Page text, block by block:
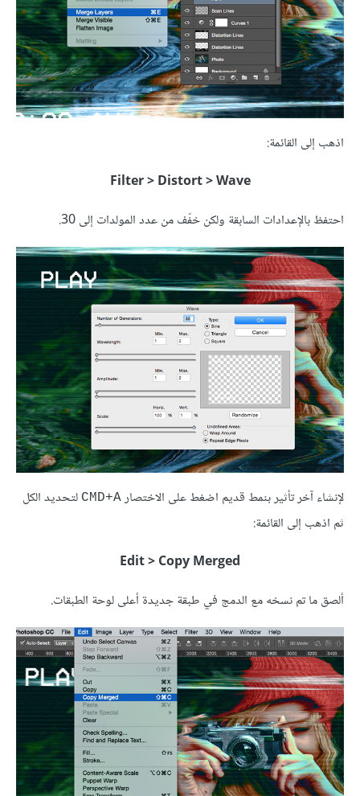
اذهب إلى القائمة:
Filter > Distort > Wave
احتفظ بالإعدادات السابقة ولكن خفّف من عدد المولدات إلى 30.
لإنشاء آخر تأثير بنمط قديم اضغط على الاختصارCMD+A لتحديد الكل
ثم اذهب إلى القائمة:
Edit > Copy Merged
ألصق ما تم نسخه مع الدمج في طبقة جديدة أعلى لوحة الطبقات.